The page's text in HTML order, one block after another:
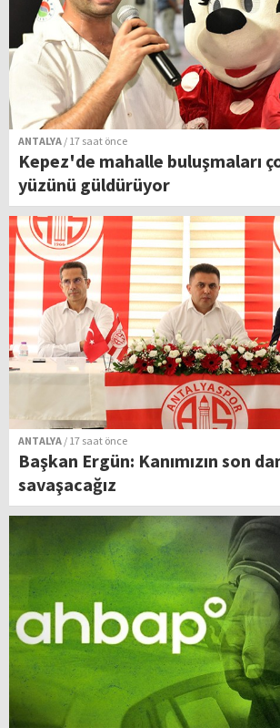
ANTALYA / 17 saat önce
Kepez'de mahalle buluşmaları
yüzünü güldürüyor
ANTALYA / 17 saat önce
Başkan Ergün: Kanımızın son
savaşacağız